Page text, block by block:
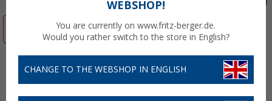
WEBSHOP!
You are currently on www.fritz-berger.de.
Would you rather switch to the store in English?
CHANGE TO THE WEBSHOP IN ENGLISH